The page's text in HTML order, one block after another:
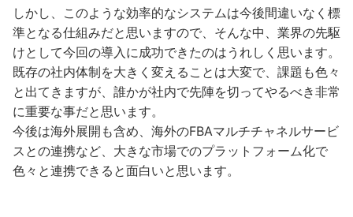
しかし、このような効率的なシステムは今後間違いなく標
準となる仕組みだと思いますので、そんな中、業界の先駆
けとして今回の導入に成功できたのはうれしく思います。
既存の社内体制を大きく変えることは大変で、課題も色々
と出てきますが、誰かが社内で先陣を切ってやるべき非常
に重要な事だと思います。
今後は海外展開も含め、海外のFBAマルチチャネルサービ
スとの連携など、大きな市場でのプラットフォーム化で
色々と連携できると面白いと思います。